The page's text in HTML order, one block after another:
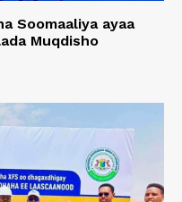
Soomaaliya ayaa
Muqdisho